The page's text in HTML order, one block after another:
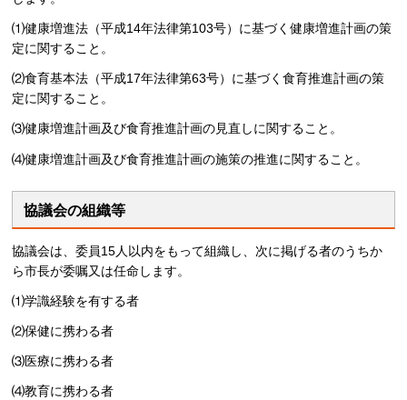
⑴健康増進法（平成14年法律第103号）に基づく健康増進計画の策
定に関すること。
⑵食育基本法（平成17年法律第63号）に基づく食育推進計画の策
定に関すること。
⑶健康増進計画及び食育推進計画の見直しに関すること。
⑷健康増進計画及び食育推進計画の施策の推進に関すること。
協議会の組織等
協議会は、委員15人以内をもって組織し、次に掲げる者のうちか
ら市長が委嘱又は任命します。
⑴学識経験を有する者
⑵保健に携わる者
⑶医療に携わる者
⑷教育に携わる者